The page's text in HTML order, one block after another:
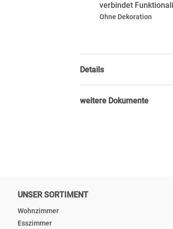
verbindet
Ohne Dekoration
Details
weitere Dokumente
UNSER SORTIMENT
Wohnzimmer
Esszimmer